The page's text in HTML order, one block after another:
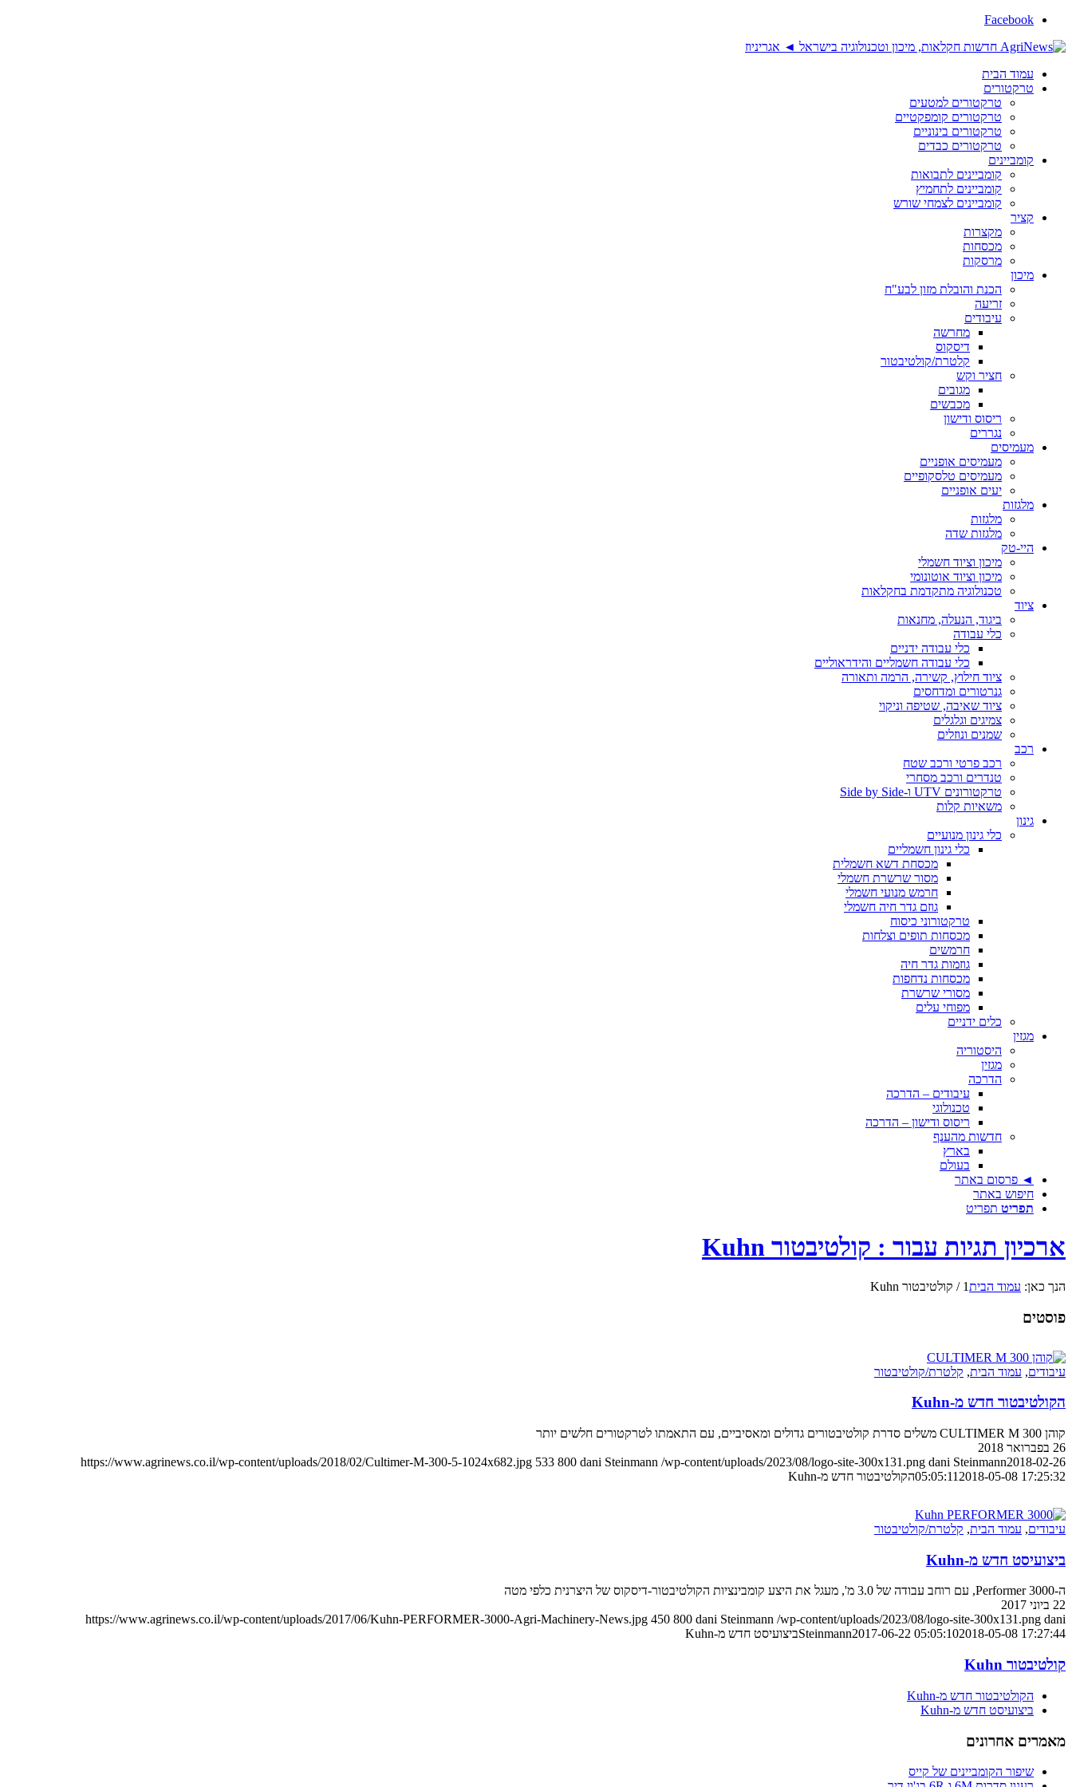
Facebook
עמוד הבית
טרקטורים
טרקטורים למטעים
טרקטורים קומפקטיים
טרקטורים בינוניים
טרקטורים כבדים
קומביינים
קומביינים לתבואות
קומביינים לתחמיץ
קומביינים לצמחי שורש
קציר
מקצרות
מכסחות
מרסקות
מיכון
הכנת והובלת מזון לבע"ח
זריעה
עיבודים
מחרשה
דיסקוס
קלטרת/קולטיבטור
חציר וקש
מגובים
מכבשים
ריסוס ודישון
נגררים
מעמיסים
מעמיסים אופניים
מעמיסים טלסקופיים
יעים אופניים
מלגזות
מלגזות
מלגזות שדה
היי-טק
מיכון וציוד חשמלי
מיכון וציוד אוטונומי
טכנולוגיה מתקדמת בחקלאות
ציוד
ביגוד, הנעלה, מחנאות
כלי עבודה
כלי עבודה ידניים
כלי עבודה חשמליים והידראוליים
ציוד חילוץ, קשירה, הרמה ותאורה
גנרטורים ומדחסים
ציוד שאיבה, שטיפה וניקוי
צמיגים וגלגלים
שמנים ונוזלים
רכב
רכב פרטי ורכב שטח
טנדרים ורכב מסחרי
טרקטורונים UTV ו-Side by Side
משאיות קלות
גינון
כלי גינון מנועיים
כלי גינון חשמליים
מכסחת דשא חשמלית
מסור שרשרת חשמלי
חרמש מנועי חשמלי
גוזם גדר חיה חשמלי
טרקטורוני כיסוח
מכסחות תופים וצלחות
חרמשים
גוזמות גדר חיה
מכסחות נדחפות
מסורי שרשרת
מפוחי עלים
כלים ידניים
מגזין
היסטוריה
מגזין
הדרכה
עיבודים – הדרכה
טכנולוגי
ריסוס ודישון – הדרכה
חדשות מהענף
בארץ
בעולם
◄ פרסום באתר
חיפוש באתר
תפריט תפריט
ארכיון תגיות עבור : קולטיבטור Kuhn
הנך כאן: עמוד הבית1
/ קולטיבטור Kuhn
פוסטים
עיבודים, עמוד הבית, קלטרת/קולטיבטור
הקולטיבטור חדש מ-Kuhn
קוהן CULTIMER M 300 משלים סדרת קולטיבטורים גדולים ומאסיביים, עם התאמתו לטרקטורים חלשים יותר
26 בפברואר 2018
https://www.agrinews.co.il/wp-content/uploads/2018/02/Cultimer-M-300-5-1024x682.jpg 533 800 dani Steinmann /wp-content/uploads/2023/08/logo-site-300x131.png dani Steinmann2018-02-26
05:05:11 2018-05-08 17:25:32 הקולטיבטור חדש מ-Kuhn
עיבודים, עמוד הבית, קלטרת/קולטיבטור
ביצועיסט חדש מ-Kuhn
ה-Performer 3000, עם רוחב עבודה של 3.0 מ', מעגל את היצע קומבינציות הקולטיבטור-דיסקוס של היצרנית כלפי מטה
22 ביוני 2017
https://www.agrinews.co.il/wp-content/uploads/2017/06/Kuhn-PERFORMER-3000-Agri-Machinery-News.jpg 450 800 dani Steinmann /wp-content/uploads/2023/08/logo-site-300x131.png dani
Steinmann2017-06-22 05:05:102018-05-08 17:27:44 ביצועיסט חדש מ-Kuhn
קולטיבטור Kuhn
הקולטיבטור חדש מ-Kuhn
ביצועיסט חדש מ-Kuhn
מאמרים אחרונים
שיפור הקומביינים של קייס